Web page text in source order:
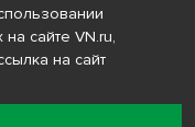
сайте VN.ru,
на сайт